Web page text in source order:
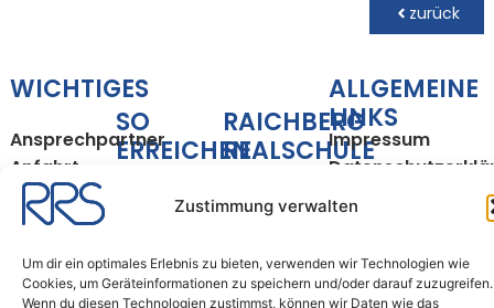
Zustimmung verwalten
Um dir ein optimales Erlebnis zu bieten, verwenden wir Technologien wie
Cookies, um Geräteinformationen zu speichern und/oder darauf zuzugreifen.
Wenn du diesen Technologien zustimmst, können wir Daten wie das
zurück
WICHTIGES
Ansprechpartner
Anfahrt
Unterrichtszeiten
SO
ERREICHEN
16150200
Fax: 07163 –
RAICHBERG
REALSCHULE
Straße 35
Ebersbach
an der Fils
ALLGEMEINE
LINKS
Impressum
Cookie-
Richtlinie